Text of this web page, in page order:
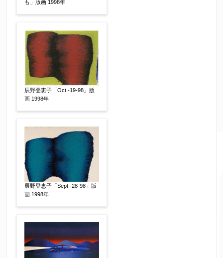
も」版画 1998年
辰野登恵子「Oct.-19-98」版
画 1998年
辰野登恵子「Sept.-28-98」版
画 1998年